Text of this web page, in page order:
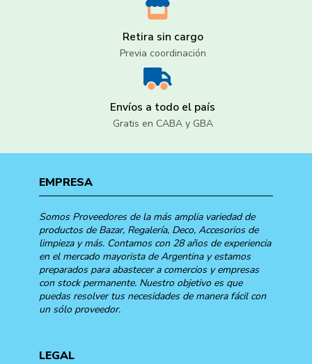
Retira sin cargo
Previa coordinación
Envíos a todo el país
Gratis en CABA y GBA
EMPRESA
Somos Proveedores de la más amplia variedad de
productos de Bazar, Regalería, Deco, Accesorios de
limpieza y más. Contamos con 28 años de experiencia
en el mercado mayorista de Argentina y estamos
preparados para abastecer a comercios y empresas
con stock permanente. Nuestro objetivo es que
puedas resolver tus necesidades de manera fácil con
un sólo proveedor.
LEGAL